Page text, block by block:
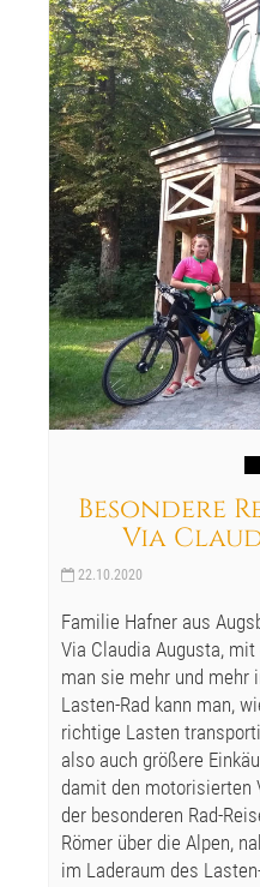
Besondere
Via
22.10.2020
Familie Hafner aus
Via Claudia Augusta,
man sie mehr und
Lasten-Rad kann man,
richtige Lasten
also auch größere
damit den motorisierten
der besonderen Rad-
Römer über die Alpen,
im Laderaum des